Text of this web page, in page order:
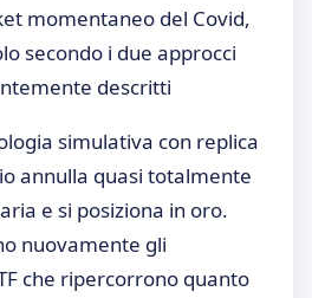
momentaneo del Covid,
secondo i due approcci
descritti
simulativa con replica
annulla quasi totalmente
e si posiziona in oro.
nuovamente gli
che ripercorrono quanto